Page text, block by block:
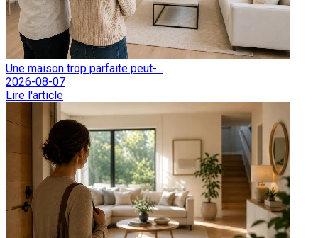
Une maison trop parfaite peut-...
2026-08-07
Lire l'article